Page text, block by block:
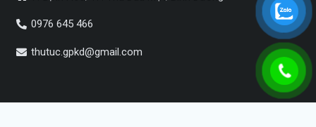
0976 645 466
thutuc.gpkd@gmail.com